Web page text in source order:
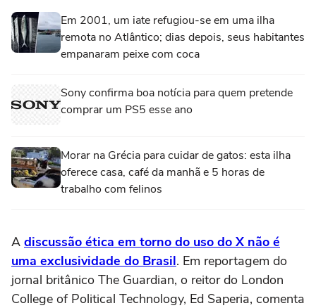
Em 2001, um iate refugiou-se em uma ilha
remota no Atlântico; dias depois, seus habitantes
empanaram peixe com coca
Sony confirma boa notícia para quem pretende
comprar um PS5 esse ano
Morar na Grécia para cuidar de gatos: esta ilha
oferece casa, café da manhã e 5 horas de
trabalho com felinos
A discussão ética em torno do uso do X não é
uma exclusividade do Brasil. Em reportagem do
jornal britânico The Guardian, o reitor do London
College of Political Technology, Ed Saperia, comenta